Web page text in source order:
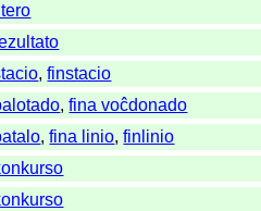
,finstacio
,fina voĉdonado
,fina linio,finlinio